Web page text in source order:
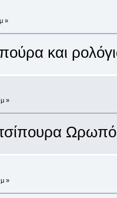
»
και
»
τσίπουρα
»